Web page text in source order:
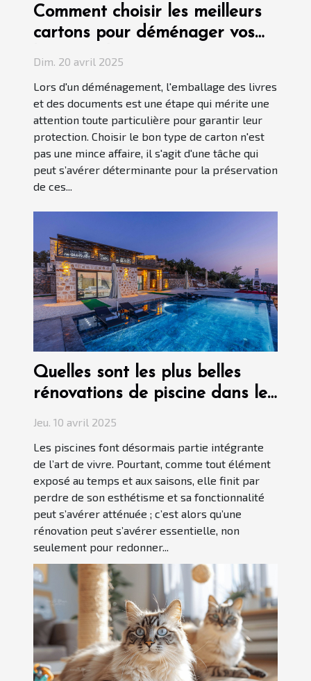
Comment choisir les meilleurs
cartons pour déménager vos
livres et documents
Dim. 20 avril 2025
Lors d'un déménagement, l'emballage des livres
et des documents est une étape qui mérite une
attention toute particulière pour garantir leur
protection. Choisir le bon type de carton n'est
pas une mince affaire, il s'agit d'une tâche qui
peut s’avérer déterminante pour la préservation
de ces...
Quelles sont les plus belles
rénovations de piscine dans le
Jeu. 10 avril 2025
Les piscines font désormais partie intégrante
de l’art de vivre. Pourtant, comme tout élément
exposé au temps et aux saisons, elle finit par
perdre de son esthétisme et sa fonctionnalité
peut s’avérer atténuée ; c’est alors qu’une
rénovation peut s’avérer essentielle, non
seulement pour redonner...